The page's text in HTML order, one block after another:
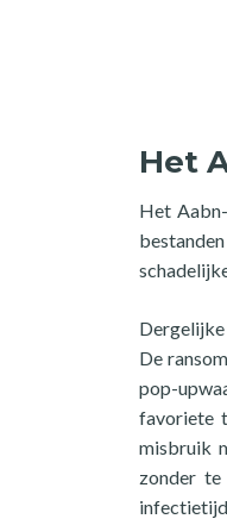
Het
Het
De
pop-
favoriete
misbruik
zonder te